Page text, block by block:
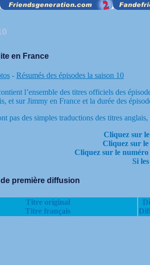
en France
- Résumés des épisodes la saison 10
l’ensemble des titres officiels des
et sur Jimmy en France et la durée des
pas des simples traductions des titres
Cliquez sur
Cliquez sur
Cliquez sur le numéro
Si
première diffusion
Titre original
Titre français